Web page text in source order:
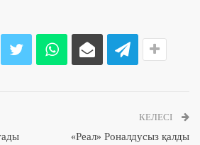
КЕЛЕСІ
«Реал» Роналдусыз қалды